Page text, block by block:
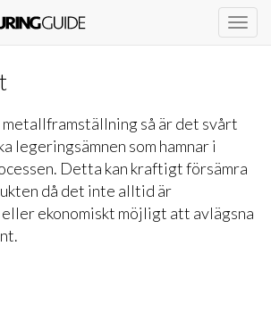
så är det svårt
legeringsämnen som hamnar i
Detta kan kraftigt försämra
då det inte alltid är
ekonomiskt möjligt att avlägsna